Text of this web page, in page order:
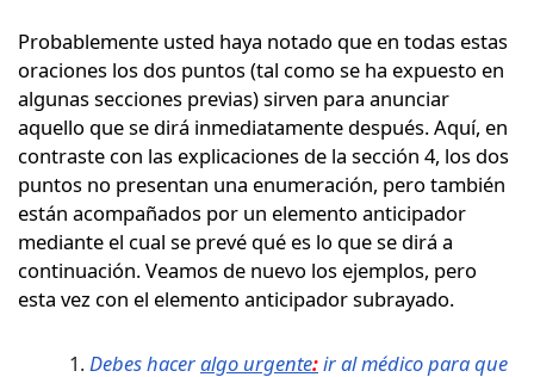
Probablemente usted haya notado que en todas estas
oraciones los dos puntos (tal como se ha expuesto en
algunas secciones previas) sirven para anunciar
aquello que se dirá inmediatamente después. Aquí, en
contraste con las explicaciones de la sección 4, los dos
puntos no presentan una enumeración, pero también
están acompañados por un elemento anticipador
mediante el cual se prevé qué es lo que se dirá a
continuación. Veamos de nuevo los ejemplos, pero
esta vez con el elemento anticipador subrayado.
Debes haceralgo urgente:ir al médico para que